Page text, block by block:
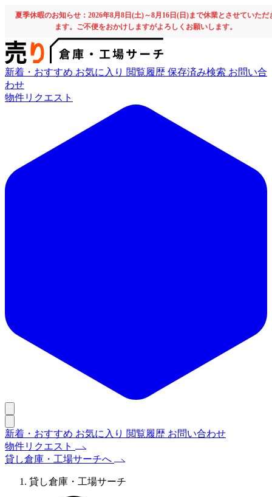
夏季休暇のお知らせ：2026年8月8日(土)～8月16日(日)まで休業とさせていただ
ます。ご不便をおかけしますがよろしくお願いします。
新着・おすすめ お気に入り 閲覧履歴 保存済み検索 お問い合
わせ
物件リクエスト
新着・おすすめ お気に入り 閲覧履歴 お問い合わせ
物件リクエスト
貸し倉庫・工場サーチへ
貸し倉庫・工場サーチ